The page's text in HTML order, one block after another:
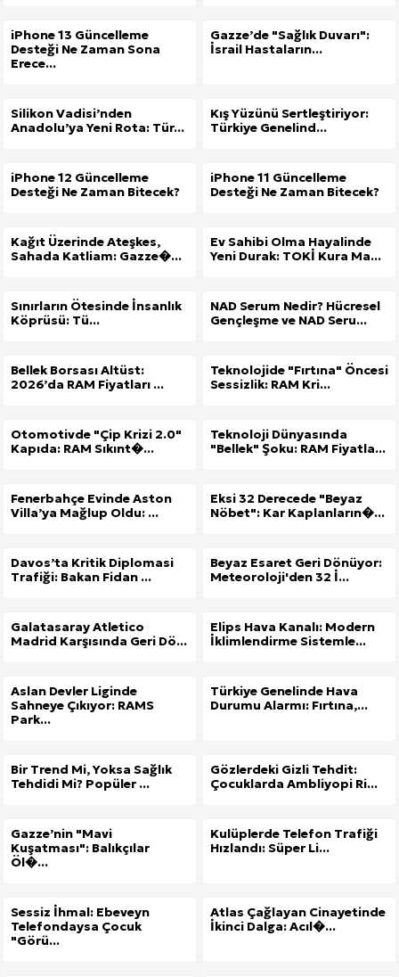
iPhone 13 Güncelleme
Desteği Ne Zaman Sona
Erece...
Gazze’de "Sağlık Duvarı":
İsrail Hastaların...
Silikon Vadisi’nden
Anadolu’ya Yeni Rota: Tür...
Kış Yüzünü Sertleştiriyor:
Türkiye Genelind...
iPhone 12 Güncelleme
Desteği Ne Zaman Bitecek?
iPhone 11 Güncelleme
Desteği Ne Zaman Bitecek?
Kağıt Üzerinde Ateşkes,
Sahada Katliam: Gazze�...
Ev Sahibi Olma Hayalinde
Yeni Durak: TOKİ Kura Ma...
Sınırların Ötesinde İnsanlık
Köprüsü: Tü...
NAD Serum Nedir? Hücresel
Gençleşme ve NAD Seru...
Bellek Borsası Altüst:
2026’da RAM Fiyatları ...
Teknolojide "Fırtına" Öncesi
Sessizlik: RAM Kri...
Otomotivde "Çip Krizi 2.0"
Kapıda: RAM Sıkınt�...
Teknoloji Dünyasında
"Bellek" Şoku: RAM Fiyatla...
Fenerbahçe Evinde Aston
Villa’ya Mağlup Oldu: ...
Eksi 32 Derecede "Beyaz
Nöbet": Kar Kaplanların�...
Davos’ta Kritik Diplomasi
Trafiği: Bakan Fidan ...
Beyaz Esaret Geri Dönüyor:
Meteoroloji'den 32 İ...
Galatasaray Atletico
Madrid Karşısında Geri Dö...
Elips Hava Kanalı: Modern
İklimlendirme Sistemle...
Aslan Devler Liginde
Sahneye Çıkıyor: RAMS
Park...
Türkiye Genelinde Hava
Durumu Alarmı: Fırtına,...
Bir Trend Mi, Yoksa Sağlık
Tehdidi Mi? Popüler ...
Gözlerdeki Gizli Tehdit:
Çocuklarda Ambliyopi Ri...
Gazze’nin "Mavi
Kuşatması": Balıkçılar
Öl�...
Kulüplerde Telefon Trafiği
Hızlandı: Süper Li...
Sessiz İhmal: Ebeveyn
Telefondaysa Çocuk
"Görü...
Atlas Çağlayan Cinayetinde
İkinci Dalga: Acıl�...